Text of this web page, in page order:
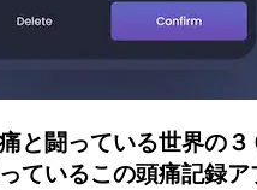
と闘っている世界の３
ているこの頭痛記録ア